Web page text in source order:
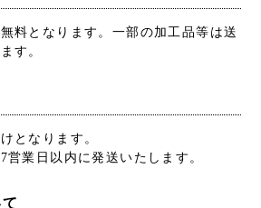
料となります。一部の加工品等は送
す。
となります。
営業日以内に発送いたします。